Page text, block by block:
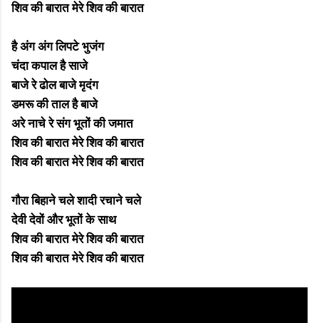
शिव की बारात मेरे शिव की बारात
है अंग अंग लिपटे भुजंग
चंदा कपाल है साजे
बाजे रे ढोल बाजे मृदंग
डमरू की ताल है बाजे
अरे नाचे रे संग भूतों की जमात
शिव की बारात मेरे शिव की बारात
शिव की बारात मेरे शिव की बारात
गौरा बिहाने चले शादी रचाने चले
देवी देवों और भूतों के साथ
शिव की बारात मेरे शिव की बारात
शिव की बारात मेरे शिव की बारात